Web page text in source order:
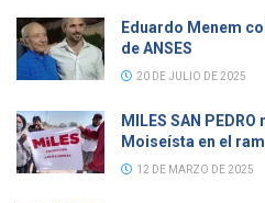
Eduardo Menem
de ANSES
20 DE JULIO DE 2025
MILES SAN
Moiseísta en el
12 DE MARZO DE 2025